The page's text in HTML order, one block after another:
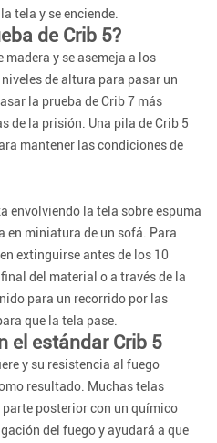
tela y se enciende.
de Crib 5?
madera y se asemeja a los
de altura para pasar un
la prueba de Crib 7 más
de la prisión. Una pila de Crib 5
mantener las condiciones de
envolviendo la tela sobre espuma
en miniatura de un sofá. Para
extinguirse antes de los 10
del material o a través de la
para un recorrido por las
que la tela pase.
el estándar Crib 5
y su resistencia al fuego
resultado. Muchas telas
posterior con un químico
del fuego y ayudará a que